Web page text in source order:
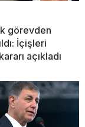
görevden
İçişleri
açıkladı